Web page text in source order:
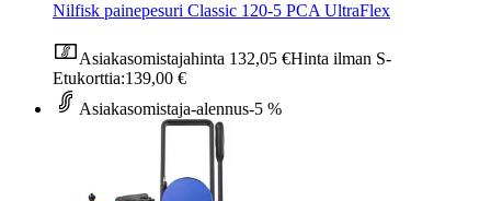
Nilfisk painepesuri Classic 120-5 PCA UltraFlex
Asiakasomistajahinta 132,05 €Hinta ilman S-
Etukorttia:139,00 €
Asiakasomistaja-alennus-5 %